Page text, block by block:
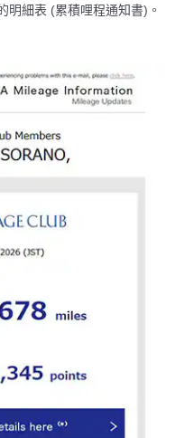
明細表 (累積哩程通知書)。